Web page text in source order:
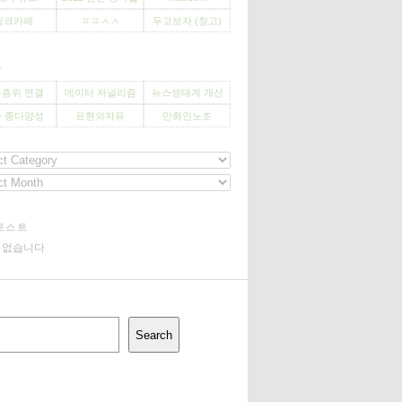
크카페 ㅍㅍㅅㅅ 두고보자 (창고)
위 연결 데이터 저널리즘 뉴스생태계 개선
종다양성 표현의자유 만화인노조
스트
없습니다
Search